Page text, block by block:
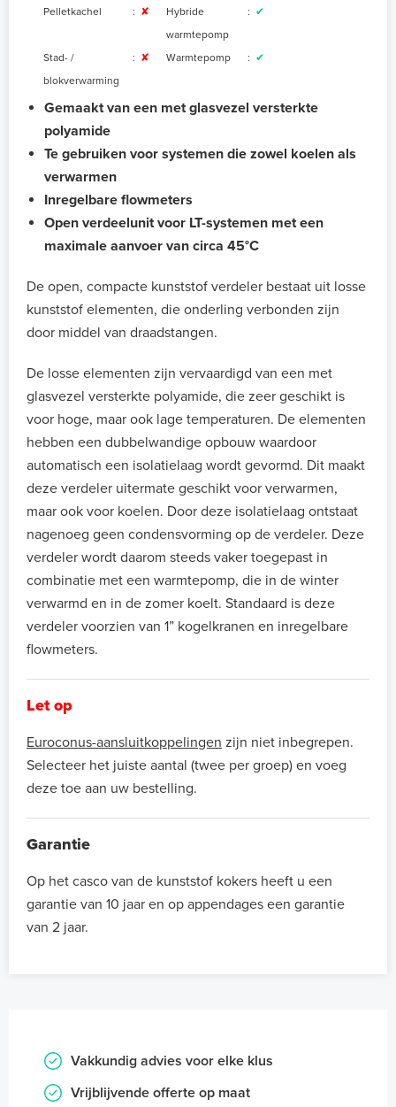
Pelletkachel : ✘
Hybride
warmtepomp
: ✔
Stad- /
blokverwarming
: ✘ Warmtepomp : ✔
Gemaakt van een met glasvezel versterkte
polyamide
Te gebruiken voor systemen die zowel koelen als
verwarmen
Inregelbare flowmeters
Open verdeelunit voor LT-systemen met een
maximale aanvoer van circa 45°C
De open, compacte kunststof verdeler bestaat uit losse
kunststof elementen, die onderling verbonden zijn
door middel van draadstangen.
De losse elementen zijn vervaardigd van een met
glasvezel versterkte polyamide, die zeer geschikt is
voor hoge, maar ook lage temperaturen. De elementen
hebben een dubbelwandige opbouw waardoor
automatisch een isolatielaag wordt gevormd. Dit maakt
deze verdeler uitermate geschikt voor verwarmen,
maar ook voor koelen. Door deze isolatielaag ontstaat
nagenoeg geen condensvorming op de verdeler. Deze
verdeler wordt daarom steeds vaker toegepast in
combinatie met een warmtepomp, die in de winter
verwarmd en in de zomer koelt. Standaard is deze
verdeler voorzien van 1” kogelkranen en inregelbare
flowmeters.
Let op
Euroconus-aansluitkoppelingen zijn niet inbegrepen.
Selecteer het juiste aantal (twee per groep) en voeg
deze toe aan uw bestelling.
Garantie
Op het casco van de kunststof kokers heeft u een
garantie van 10 jaar en op appendages een garantie
van 2 jaar.
Vakkundig advies voor elke klus
Vrijblijvende offerte op maat